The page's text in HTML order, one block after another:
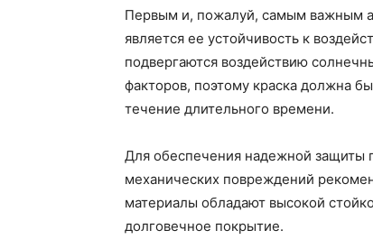
Первым и, пожалуй, самым важным
является ее устойчивость к
подвергаются воздействию
факторов, поэтому краска должна
течение длительного времени.
Для обеспечения надежной защиты
механических повреждений
материалы обладают высокой
долговечное покрытие.